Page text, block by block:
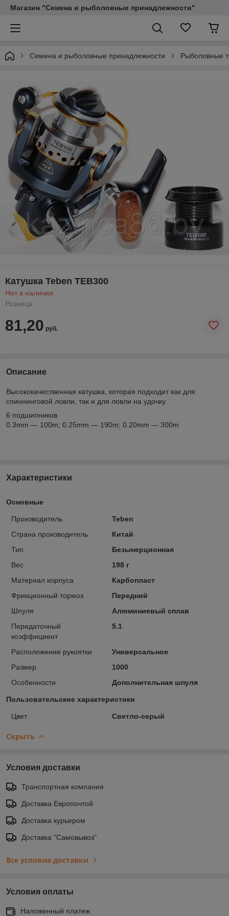
Магазин "Семена и рыболовные принадлежности"
Семена и рыболовные принадлежности Рыболовные
Катушка Teben TEB300
Нет в наличии
Розница
81,20 руб.
Описание
Высококачественная катушка, которая подходит как для
спиннинговой ловли, так и для ловли на удочку.
6 подшипников
0.3mm ― 100m; 0.25mm ― 190m; 0.20mm ― 300m
Характеристики
Основные
Производитель
Teben
Страна производитель
Китай
Тип
Безынерционная
Вес
198 г
Материал корпуса
Карбопласт
Фрикционный тормоз
Передний
Шпуля
Алюминиевый сплав
Передаточный
коэффициент
5.1
Расположение рукоятки
Универсальное
Размер
1000
Особенности
Дополнительная шпуля
Пользовательские характеристики
Цвет Светло-серый
Скрыть
Условия доставки
Транспортная компания
Доставка Европочтой
Доставка курьером
Доставка "Самовывоз"
Все условия доставки
Условия оплаты
Наложенный платеж